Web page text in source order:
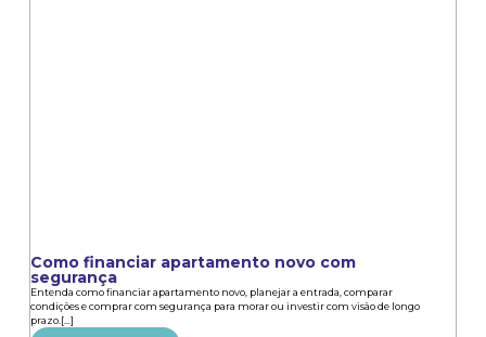
Como financiar apartamento novo com
segurança
Entenda como financiar apartamento novo, planejar a entrada, comparar
condições e comprar com segurança para morar ou investir com visão de longo
prazo.[...]